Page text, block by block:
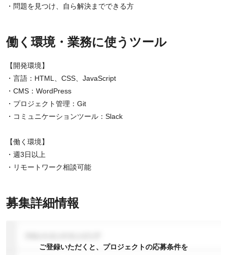
・問題を見つけ、自ら解決までできる方
働く環境・業務に使うツール
【開発環境】
・言語：HTML、CSS、JavaScript
・CMS：WordPress
・プロジェクト管理：Git
・コミュニケーションツール：Slack
【働く環境】
・週3日以上
・リモートワーク相談可能
募集詳細情報
ご登録いただくと、プロジェクトの応募条件を